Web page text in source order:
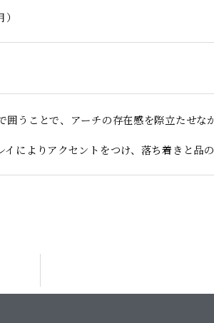
囲うことで、アーチの存在感を際立たせ
によりアクセントをつけ、落ち着きと品